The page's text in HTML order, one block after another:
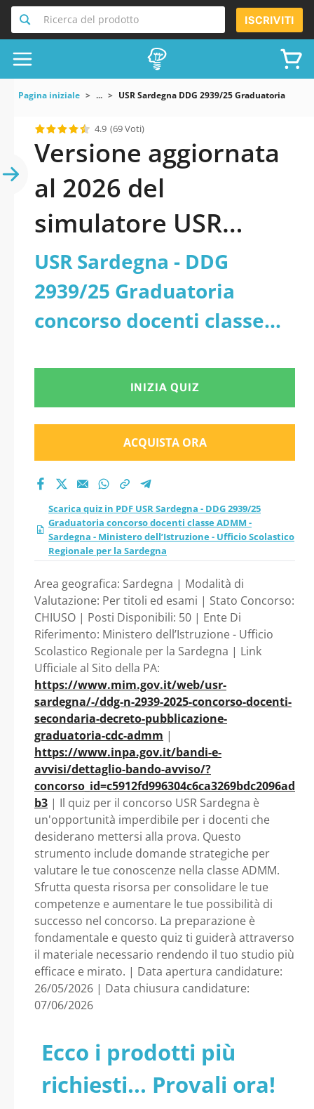
Ricerca del prodotto ISCRIVITI
Pagina iniziale ... USR Sardegna DDG 2939/25 Graduatoria
4.9 (69 Voti)
Versione aggiornata
al 2026 del
simulatore USR
Sardegna - DDG
2939/25 Graduatoria
concorso docenti
classe ADMM -
Sardegna - Ministero
dell’Istruzione -
Ufficio Scolastico
Regionale per la
Sardegna
USR Sardegna - DDG
2939/25 Graduatoria
concorso docenti classe
Ministero dell’Istruzione -
Ufficio Scolastico
Regionale per la Sardegna
INIZIA QUIZ
ACQUISTA ORA
Scarica quiz in PDF USR Sardegna - DDG 2939/25
Graduatoria concorso docenti classe ADMM -
Sardegna - Ministero dell’Istruzione - Ufficio Scolastico
Regionale per la Sardegna
Area geografica: Sardegna | Modalità di
Valutazione: Per titoli ed esami | Stato Concorso:
CHIUSO | Posti Disponibili: 50 | Ente Di
Riferimento: Ministero dell’Istruzione - Ufficio
Scolastico Regionale per la Sardegna | Link
Ufficiale al Sito della PA:
https://www.mim.gov.it/web/usr-
sardegna/-/ddg-n-2939-2025-concorso-docenti-
secondaria-decreto-pubblicazione-
graduatoria-cdc-admm |
https://www.inpa.gov.it/bandi-e-
avvisi/dettaglio-bando-avviso/?
concorso_id=c5912fd996304c6ca3269bdc2096ad
b3 | Il quiz per il concorso USR Sardegna è
un'opportunità imperdibile per i docenti che
desiderano mettersi alla prova. Questo
strumento include domande strategiche per
valutare le tue conoscenze nella classe ADMM.
Sfrutta questa risorsa per consolidare le tue
competenze e aumentare le tue possibilità di
successo nel concorso. La preparazione è
fondamentale e questo quiz ti guiderà attraverso
il materiale necessario rendendo il tuo studio più
efficace e mirato. | Data apertura candidature:
26/05/2026 | Data chiusura candidature:
07/06/2026
Ecco i prodotti più
richiesti... Provali ora!